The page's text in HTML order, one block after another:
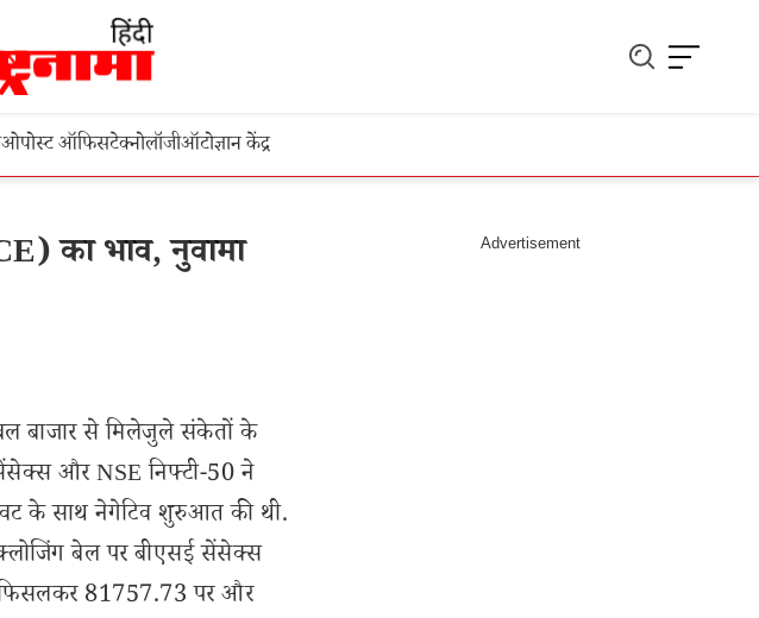
पोस्ट ऑफिसटेक्नोलॉजीऑटोज्ञान केंद्र
का भाव, नुवामा
बाजार से मिलेजुले संकेतों के
और NSE निफ्टी-50 ने
के साथ नेगेटिव शुरुआत की थी.
बेल पर बीएसई सेंसेक्स
81757.73 पर और